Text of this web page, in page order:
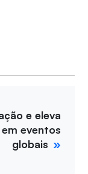
e eleva
eventos
globais